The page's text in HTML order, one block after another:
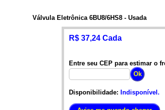
Válvula Eletrônica 6BU8/6HS8 - Usada
R$ 37,24 Cada
Entre seu CEP para estimar o
Disponibilidade: Indisponível.